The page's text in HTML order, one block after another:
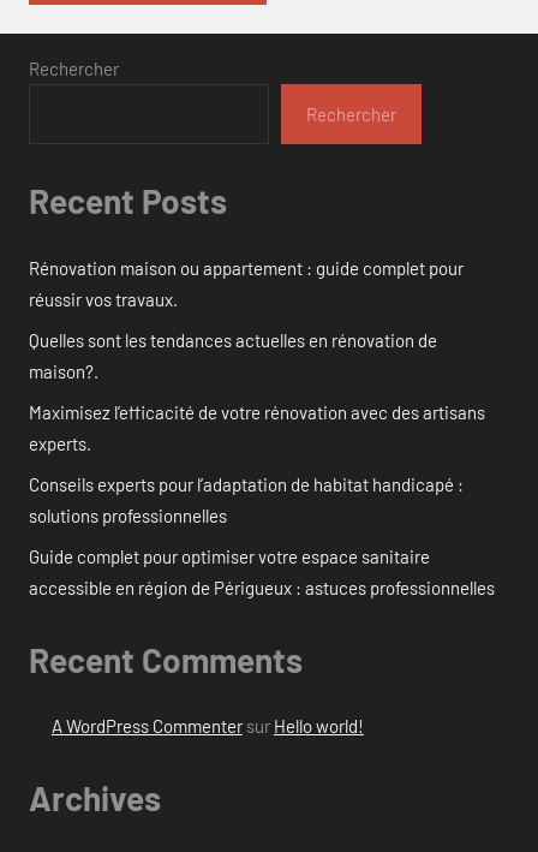
Rechercher
Rechercher
Recent Posts
Rénovation maison ou appartement : guide complet pour
réussir vos travaux.
Quelles sont les tendances actuelles en rénovation de
maison?.
Maximisez l’efficacité de votre rénovation avec des artisans
experts.
Conseils experts pour l’adaptation de habitat handicapé :
solutions professionnelles
Guide complet pour optimiser votre espace sanitaire
accessible en région de Périgueux : astuces professionnelles
Recent Comments
A WordPress Commentersur Hello world!
Archives